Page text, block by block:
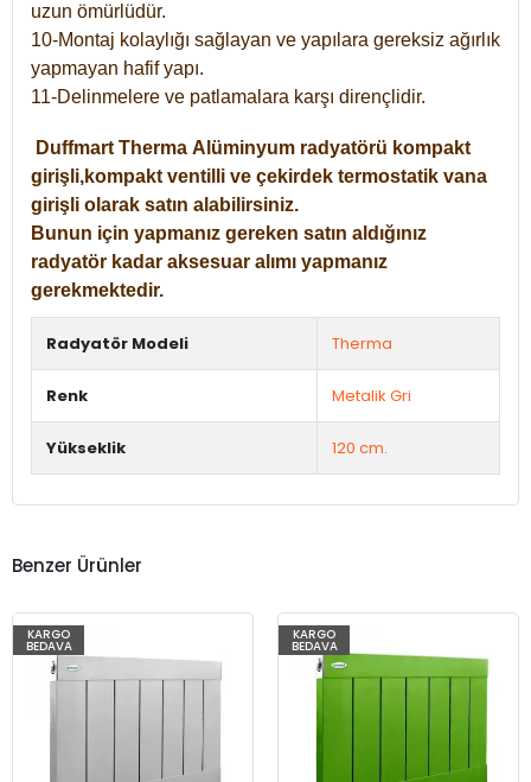
uzun ömürlüdür.
10-Montaj kolaylığı sağlayan ve yapılara gereksiz ağırlık
yapmayan hafif yapı.
11-Delinmelere ve patlamalara karşı dirençlidir.
Duffmart Therma Alüminyum radyatörü kompakt
girişli,kompakt ventilli ve çekirdek termostatik vana
girişli olarak satın alabilirsiniz.
Bunun için yapmanız gereken satın aldığınız
radyatör kadar aksesuar alımı yapmanız
gerekmektedir.
Radyatör Modeli Therma
Renk Metalik Gri
Yükseklik 120 cm.
Benzer Ürünler
KARGO
BEDAVA
KARGO
BEDAVA